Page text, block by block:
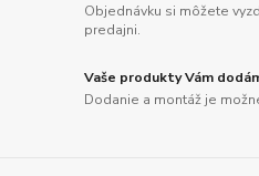
Objednávku si môžete
predajni.
Vaše produkty Vám
Dodanie a montáž je